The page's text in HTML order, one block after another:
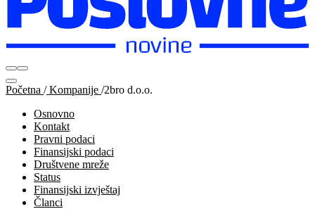
Početna /Kompanije /2bro d.o.o.
Osnovno
Kontakt
Pravni podaci
Finansijski podaci
Društvene mreže
Status
Finansijski izvještaj
Članci